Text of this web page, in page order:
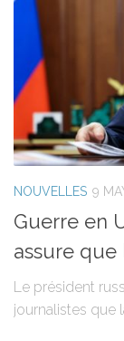
NOUVELLES 9
Guerre en
assure
Le président
journalistes que